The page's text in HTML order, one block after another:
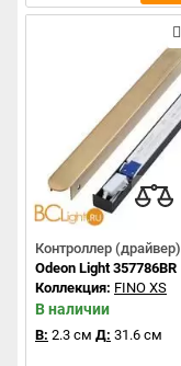
Контроллер (драйвер)
Odeon Light 357786BR
Коллекция: FINO XS
В наличии
В: 2.3 см Д: 31.6 см